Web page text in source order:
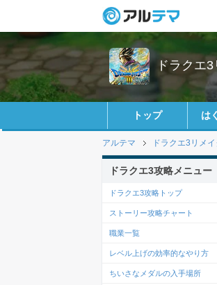
ドラクエ
トップ は
アルテマ ドラクエ3リメ
ドラクエ3攻略メニュー
ドラクエ3攻略トップ
ストーリー攻略チャート
職業一覧
レベル上げの効率的なやり方
ちいさなメダルの入手場所